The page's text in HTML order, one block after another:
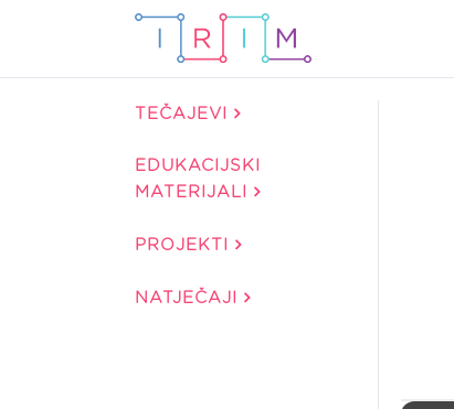
TEČAJEVI
EDUKACIJSKI
MATERIJALI
PROJEKTI
NATJEČAJI